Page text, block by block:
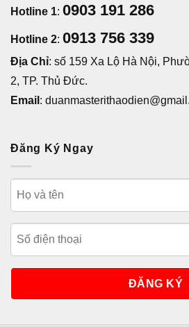
Hotline 1: 0903 191 286
Hotline 2: 0913 756 339
Địa Chỉ: số 159 Xa Lộ Hà Nội,
2, TP. Thủ Đức.
Email :
Đăng Ký Ngay